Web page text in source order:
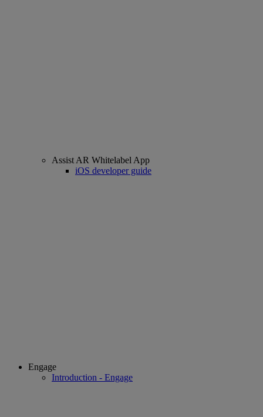
Assist AR Whitelabel App
iOS developer guide
Engage
Introduction - Engage